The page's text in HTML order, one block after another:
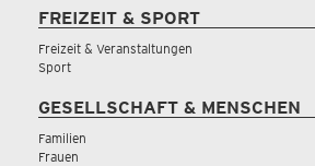
FREIZEIT & SPORT
Freizeit & Veranstaltungen
Sport
GESELLSCHAFT & MENSCHEN
Familien
Frauen